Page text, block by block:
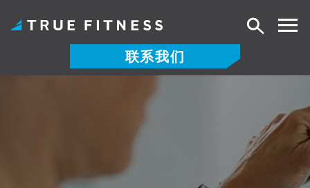
联系我们
搜